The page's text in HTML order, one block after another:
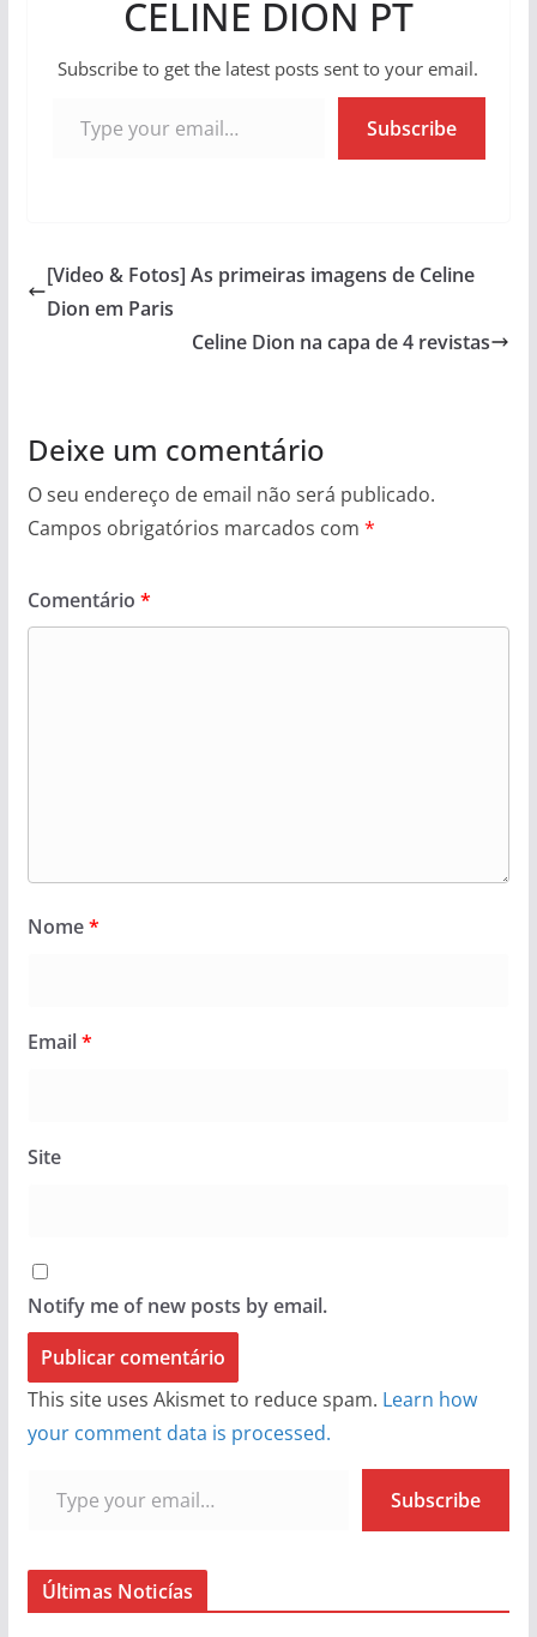
CELINE DION PT
Subscribe to get the latest posts sent to your email.
Subscribe
[Video & Fotos] As primeiras imagens de Celine
Dion em Paris
Celine Dion na capa de 4 revistas
Deixe um comentário
O seu endereço de email não será publicado.
Campos obrigatórios marcados com *
Comentário *
Nome*
Email*
Site
Notify me of new posts by email.
This site uses Akismet to reduce spam. Learn how
your comment data is processed.
Subscribe
Últimas Noticías